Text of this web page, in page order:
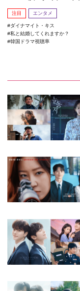
ス』がランクイン！
注目 エンタメ
ダイナマイト・キス
私と結婚してくれますか？
韓国ドラマ視聴率